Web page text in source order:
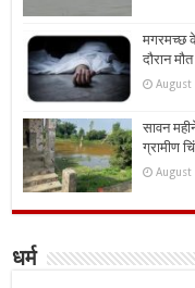
मगरमच्छ
दौरान मौत
August
सावन
ग्रामीण
August
धर्म